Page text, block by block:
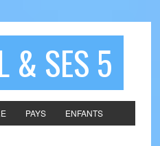
& SES 5
PAYS ENFANTS